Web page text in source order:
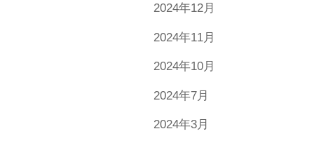
2024年12月
2024年11月
2024年10月
2024年7月
2024年3月